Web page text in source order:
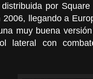
por
2006, llegando a
muy buena
lateral con